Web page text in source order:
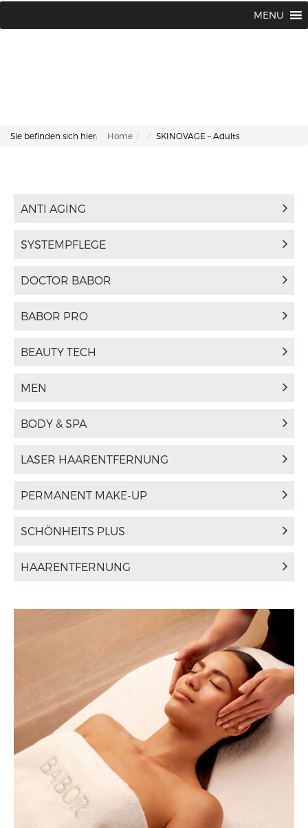
MENU
Sie befinden sich hier: Home SKINOVAGE – Adults
ANTI AGING
SYSTEMPFLEGE
DOCTOR BABOR
BABOR PRO
BEAUTY TECH
MEN
BODY & SPA
LASER HAARENTFERNUNG
PERMANENT MAKE-UP
SCHÖNHEITS PLUS
HAARENTFERNUNG